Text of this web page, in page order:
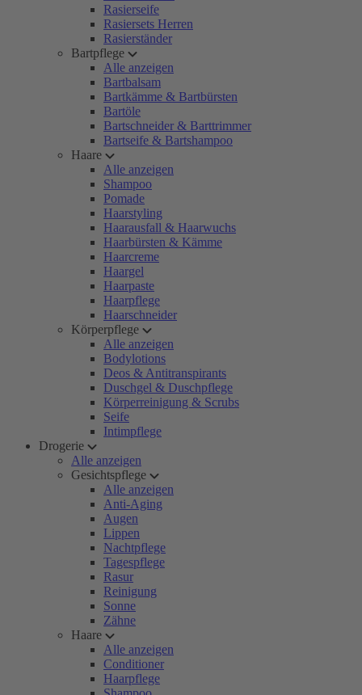
Rasierseife
Rasiersets Herren
Rasierständer
Bartpflege
Alle anzeigen
Bartbalsam
Bartkämme & Bartbürsten
Bartöle
Bartschneider & Barttrimmer
Bartseife & Bartshampoo
Haare
Alle anzeigen
Shampoo
Pomade
Haarstyling
Haarausfall & Haarwuchs
Haarbürsten & Kämme
Haarcreme
Haargel
Haarpaste
Haarpflege
Haarschneider
Körperpflege
Alle anzeigen
Bodylotions
Deos & Antitranspirants
Duschgel & Duschpflege
Körperreinigung & Scrubs
Seife
Intimpflege
Drogerie
Alle anzeigen
Gesichtspflege
Alle anzeigen
Anti-Aging
Augen
Lippen
Nachtpflege
Tagespflege
Rasur
Reinigung
Sonne
Zähne
Haare
Alle anzeigen
Conditioner
Haarpflege